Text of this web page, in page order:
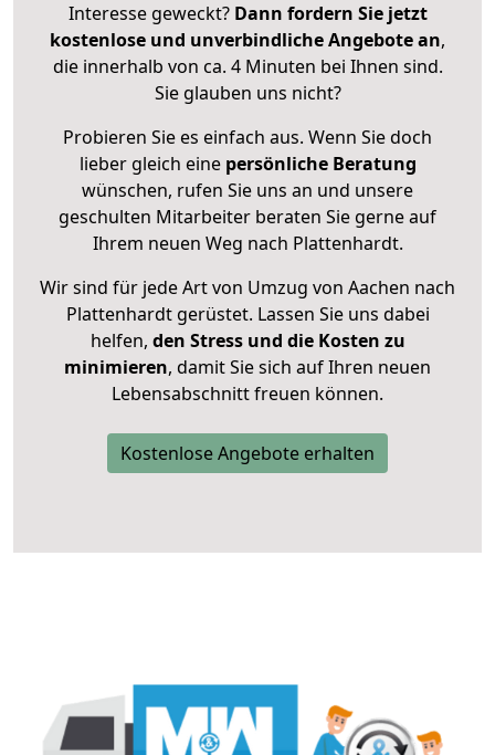
Interesse geweckt? Dann fordern Sie jetzt
kostenlose und unverbindliche Angebote an,
die innerhalb von ca. 4 Minuten bei Ihnen sind.
Sie glauben uns nicht?
Probieren Sie es einfach aus. Wenn Sie doch
lieber gleich eine persönliche Beratung
wünschen, rufen Sie uns an und unsere
geschulten Mitarbeiter beraten Sie gerne auf
Ihrem neuen Weg nach Plattenhardt.
Wir sind für jede Art von Umzug von Aachen nach
Plattenhardt gerüstet. Lassen Sie uns dabei
helfen, den Stress und die Kosten zu
minimieren, damit Sie sich auf Ihren neuen
Lebensabschnitt freuen können.
Kostenlose Angebote erhalten